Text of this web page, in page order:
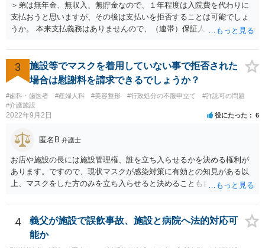
＞弟は無年金、無収入、無貯金なので、１年程度は入院費を代わりに
支払おうと思いますが、その後は支払いを拒否することは可能でしょ
うか。 本来支払義務はありませんので、（連帯）保証人などにならな
3
施設等でマスクを着用していない事で拒否された
場合は慰謝料を請求できるでしょうか？
#歯科・歯医者 #産婦人科 #美容整形 #行政処分の不服申立て
#許認可の問題
#介護施設
2022年9月2日 役にたった 6
匿名B 弁護士
お店や施設の長には施設管理権、誰を立ち入らせるかを決める権利が
あります。ですので、現状マスクが感染対策に有効との知見がある以
上、マスクをした方のみを立ち入らせると決めることも自由であり、
など公益的な側面のある業種ですと、公衆浴場法など各種業法で定め
られた理由以外での利用拒否は禁止されていますし、公の施設でもマ
スクなしだけでの利用拒否は問題となりえますが、民間のお店に対し
ては慰謝料の請求は認められないと考えられます。
4
義父が施設で誤飲事故、施設と病院へ法的対応可
能か